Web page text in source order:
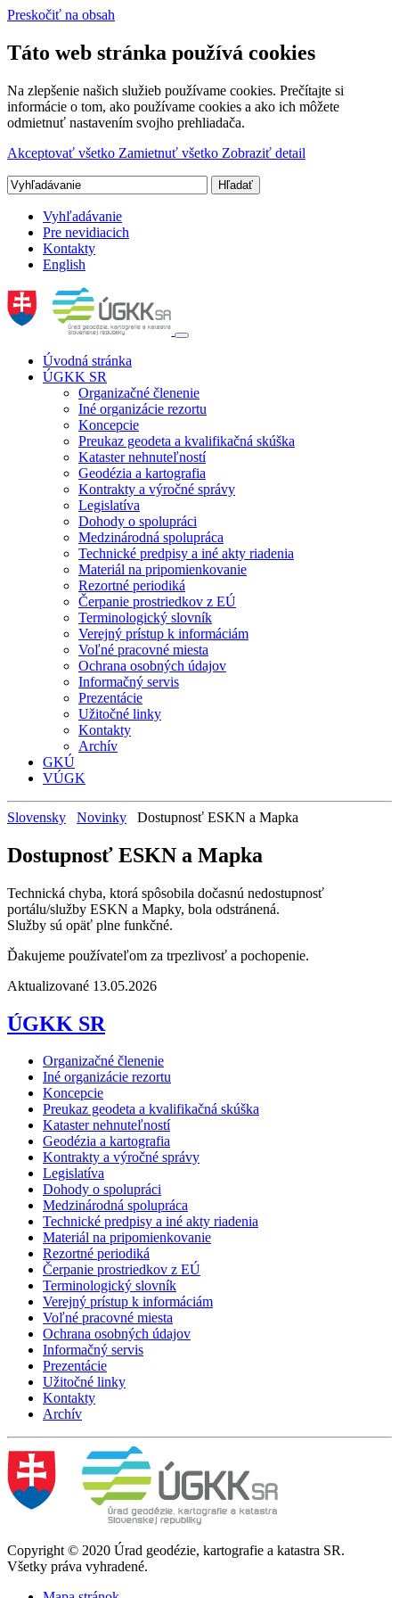
Preskočiť na obsah
Táto web stránka používá cookies
Na zlepšenie našich služieb používame cookies. Prečítajte si
informácie o tom, ako používame cookies a ako ich môžete
odmietnuť nastavením svojho prehliadača.
Akceptovať všetko Zamietnuť všetko Zobraziť detail
Vyhľadávanie
Pre nevidiacich
Kontakty
English
Úvodná stránka
ÚGKK SR
Organizačné členenie
Iné organizácie rezortu
Koncepcie
Preukaz geodeta a kvalifikačná skúška
Kataster nehnuteľností
Geodézia a kartografia
Kontrakty a výročné správy
Legislatíva
Dohody o spolupráci
Medzinárodná spolupráca
Technické predpisy a iné akty riadenia
Materiál na pripomienkovanie
Rezortné periodiká
Čerpanie prostriedkov z EÚ
Terminologický slovník
Verejný prístup k informáciám
Voľné pracovné miesta
Ochrana osobných údajov
Informačný servis
Prezentácie
Užitočné linky
Kontakty
Archív
GKÚ
VÚGK
Slovensky Novinky Dostupnosť ESKN a Mapka
Dostupnosť ESKN a Mapka
Technická chyba, ktorá spôsobila dočasnú nedostupnosť
portálu/služby ESKN a Mapky, bola odstránená.
Služby sú opäť plne funkčné.
Ďakujeme používateľom za trpezlivosť a pochopenie.
Aktualizované 13.05.2026
ÚGKK SR
Organizačné členenie
Iné organizácie rezortu
Koncepcie
Preukaz geodeta a kvalifikačná skúška
Kataster nehnuteľností
Geodézia a kartografia
Kontrakty a výročné správy
Legislatíva
Dohody o spolupráci
Medzinárodná spolupráca
Technické predpisy a iné akty riadenia
Materiál na pripomienkovanie
Rezortné periodiká
Čerpanie prostriedkov z EÚ
Terminologický slovník
Verejný prístup k informáciám
Voľné pracovné miesta
Ochrana osobných údajov
Informačný servis
Prezentácie
Užitočné linky
Kontakty
Archív
Copyright © 2020 Úrad geodézie, kartografie a katastra SR.
Všetky práva vyhradené.